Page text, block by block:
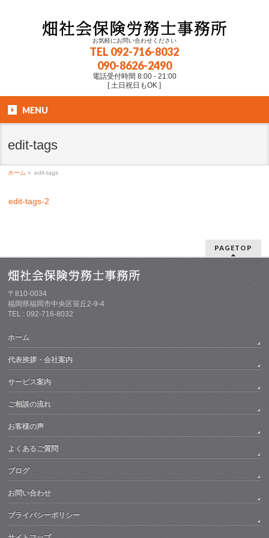
お気軽にお問い合わせください
TEL 092-716-8032
090-8626-2490
電話受付時間 8:00 - 21:00
[ 土日祝日もOK ]
MENU
edit-tags
ホーム » edit-tags
edit-tags-2
PAGETOP
〒810-0034
福岡県福岡市中央区笹丘2-9-4
TEL : 092-716-8032
ホーム
代表挨拶・会社案内
サービス案内
ご相談の流れ
お客様の声
よくあるご質問
ブログ
お問い合わせ
プライバシーポリシー